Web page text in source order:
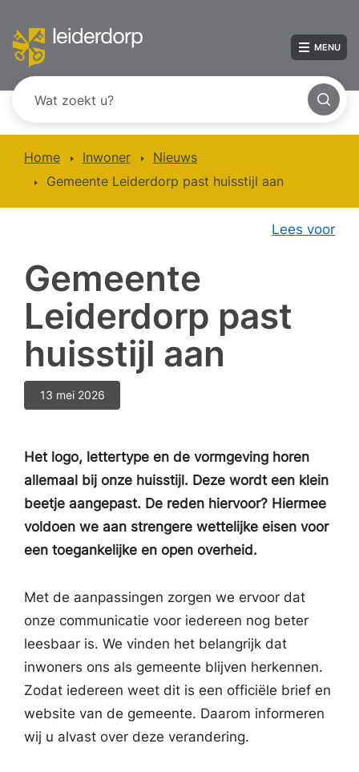
MENU
Home Inwoner
Nieuws
Gemeente Leiderdorp past huisstijl aan
Lees voor
Gemeente
Leiderdorp past
huisstijl aan
13 mei 2026
Het logo, lettertype en de vormgeving horen
allemaal bij onze huisstijl. Deze wordt een klein
beetje aangepast. De reden hiervoor? Hiermee
voldoen we aan strengere wettelijke eisen voor
een toegankelijke en open overheid.
Met de aanpassingen zorgen we ervoor dat
onze communicatie voor iedereen nog beter
leesbaar is. We vinden het belangrijk dat
inwoners ons als gemeente blijven herkennen.
Zodat iedereen weet dit is een officiële brief en
website van de gemeente. Daarom informeren
wij u alvast over deze verandering.